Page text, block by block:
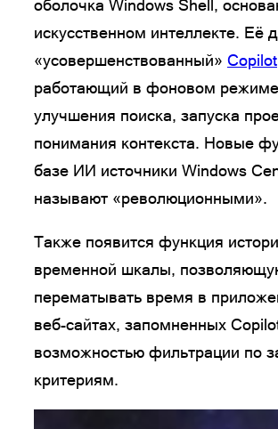
оболочка Windows Shell,
искусственном интеллекте. Её
«усовершенствованный» Copilot
работающий в фоновом
улучшения поиска, запуска
понимания контекста. Новые
базе ИИ источники Windows
называют «революционными».
Также появится функция
временной шкалы,
перематывать время в
веб-сайтах, запомненных
возможностью фильтрации по
критериям.